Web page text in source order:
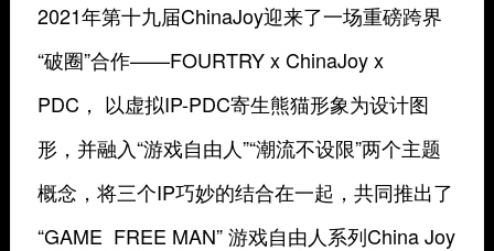
2021年第十九届ChinaJoy迎来了一场重磅跨界
“破圈”合作——FOURTRY x ChinaJoy x
PDC， 以虚拟IP-PDC寄生熊猫形象为设计图
形，并融入“游戏自由人”“潮流不设限”两个主题
概念，将三个IP巧妙的结合在一起，共同推出了
“GAME FREE MAN” 游戏自由人系列China Joy